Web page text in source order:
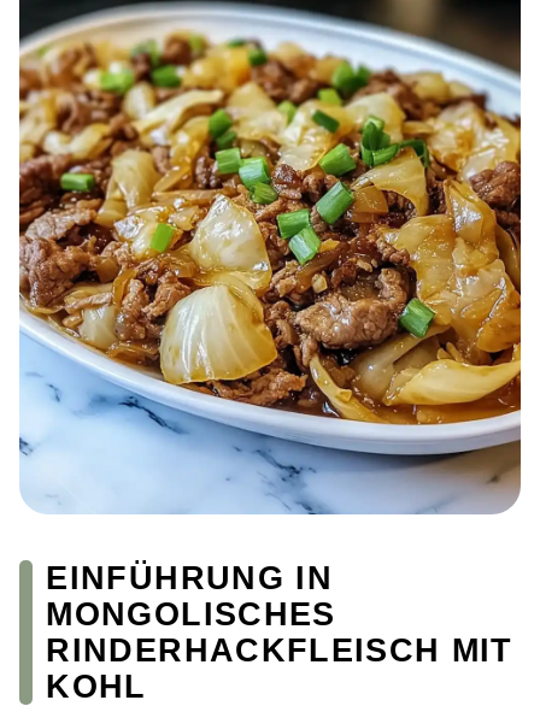
EINFÜHRUNG IN
MONGOLISCHES
RINDERHACKFLEISCH MIT
KOHL